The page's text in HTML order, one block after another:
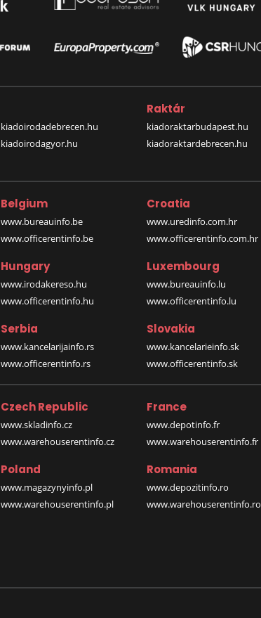
kiadoirodadebrecen.hu
kiadoirodagyor.hu
Raktár
kiadoraktarbudapest.hu
kiadoraktardebrecen.hu
Belgium
www.bureauinfo.be
www.officerentinfo.be
Croatia
www.uredinfo.com.hr
www.officerentinfo.com.hr
Hungary
www.irodakereso.hu
www.officerentinfo.hu
Luxembourg
www.bureauinfo.lu
www.officerentinfo.lu
Serbia
www.kancelarijainfo.rs
www.officerentinfo.rs
Slovakia
www.kancelarieinfo.sk
www.officerentinfo.sk
Czech Republic
www.skladinfo.cz
www.warehouserentinfo.cz
France
www.depotinfo.fr
www.warehouserentinfo.fr
Poland
www.magazynyinfo.pl
www.warehouserentinfo.pl
Romania
www.depozitinfo.ro
www.warehouserentinfo.ro